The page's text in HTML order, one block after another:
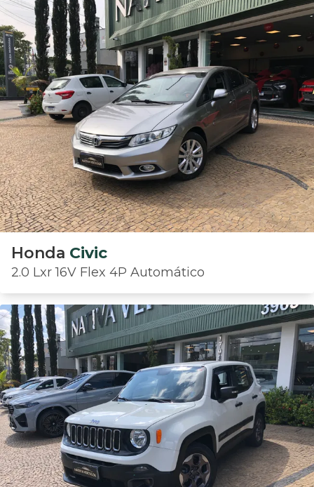
Honda Civic
2.0 Lxr 16V Flex 4P Automático